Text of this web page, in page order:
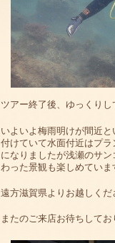
ツアー終了後、ゆっくりし
いよいよ梅雨明けが間近
付けていて水面付近はプ
になりましたが浅瀬のサ
わった景観も楽しめてい
遠方滋賀県よりお越しくだ
またのご来店お待ちしてお